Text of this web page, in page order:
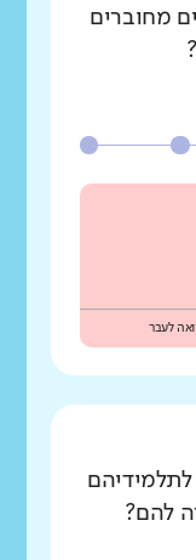
מחוברים
לעבר
להם?